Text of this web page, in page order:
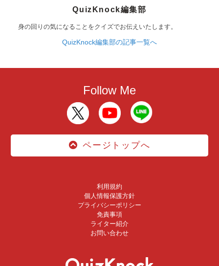
QuizKnock編集部
身の回りの気になることをクイズでお伝えいたします。
QuizKnock編集部の記事一覧へ
Follow Me
ページトップへ
利用規約
個人情報保護方針
プライバシーポリシー
免責事項
ライター紹介
お問い合わせ